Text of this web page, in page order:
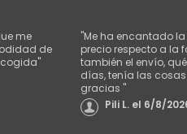
me
de
"
"Me ha encantado
precio respecto a la
también el envío,
días, tenía las
gracias "
Pili L. el 6/8/